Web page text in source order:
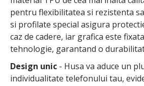
pentru flexibilitatea si rezistenta
si profilate special asigura
caz de cadere, iar grafica este
tehnologie, garantand o
Design unic - Husa va aduce un
individualitate telefonului tau,